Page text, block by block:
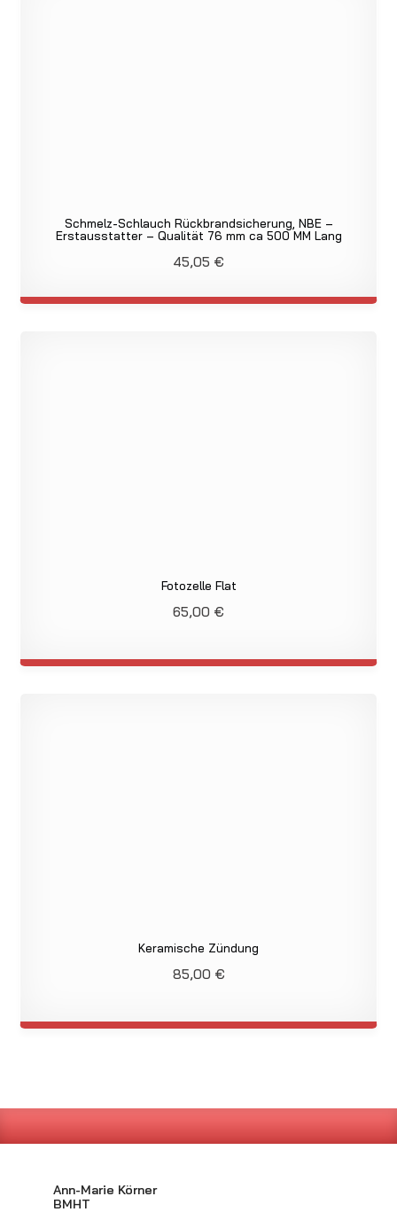
Schmelz-Schlauch Rückbrandsicherung, NBE –
Erstausstatter – Qualität 76 mm ca 500 MM Lang
45,05 €
Fotozelle Flat
65,00 €
Keramische Zündung
85,00 €
Ann-Marie Körner
BMHT